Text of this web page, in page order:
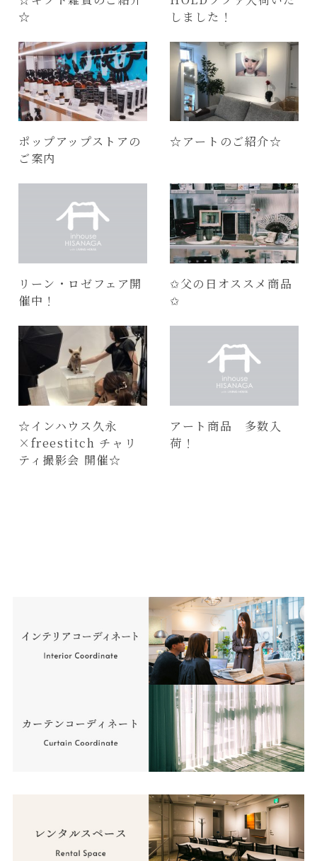
☆
しました！
ポップアップストアの
ご案内
☆アートのご紹介☆
リーン・ロゼフェア開
催中！
✩父の日オススメ商品
✩
☆インハウス久永
×freestitch チャリ
ティ撮影会 開催☆
アート商品 多数入
荷！